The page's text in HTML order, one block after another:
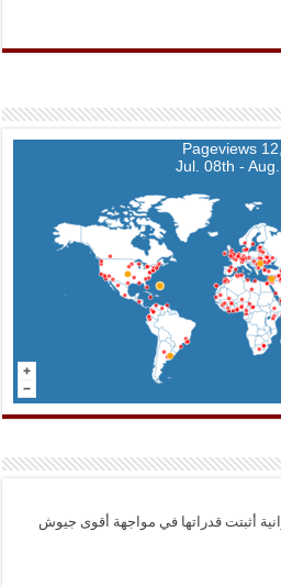
Jul. 08th -
أثبتت قدراتها في مواجهة أقوى جيوش